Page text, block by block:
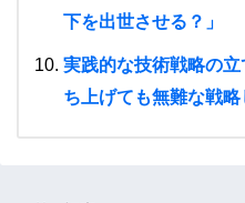
下を出世させる？」
実践的な技術戦略の
ち上げても無難な戦略